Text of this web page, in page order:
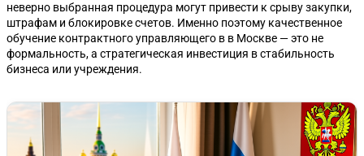
неверно выбранная процедура могут привести к срыву закупки,
штрафам и блокировке счетов. Именно поэтому качественное
обучение контрактного управляющего в в Москве — это не
формальность, а стратегическая инвестиция в стабильность
бизнеса или учреждения.